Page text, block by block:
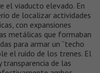
el viaducto elevado. En
de localizar actividades
con expansiones
metálicas que formaban
para armar un “techo
el ruido de los trenes. El
de las